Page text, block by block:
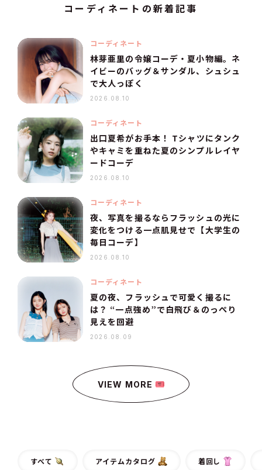
コーディネートの新着記事
コーディネート
林芽亜里の令嬢コーデ・夏小物編。ネ
イビーのバッグ＆サンダル、シュシュ
で大人っぽく
2026.08.10
コーディネート
出口夏希がお手本！ Tシャツにタンク
やキャミを重ねた夏のシンプルレイヤ
ードコーデ
2026.08.10
コーディネート
夜、写真を撮るならフラッシュの光に
変化をつける一点肌見せで【大学生の
毎日コーデ】
2026.08.10
コーディネート
夏の夜、フラッシュで可愛く撮るに
は？ “一点強め”で白飛び＆のっぺり
見えを回避
2026.08.09
VIEW MORE
すべて アイテムカタログ 着回し